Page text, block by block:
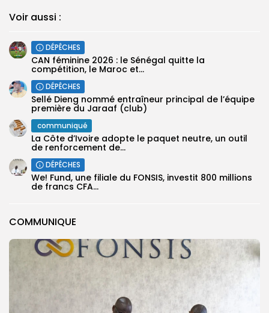
COMMUNIQUE
Voir aussi :
DÉPÊCHES
‎CAN féminine 2026 : le Sénégal quitte la
compétition, le Maroc et...
DÉPÊCHES
Sellé Dieng nommé entraîneur principal de l’équipe
première ‎du Jaraaf (club)
communiqué
La Côte d’Ivoire adopte le paquet neutre, un outil
de renforcement de...
DÉPÊCHES
We! Fund, une filiale du FONSIS, investit 800 millions
de francs CFA...